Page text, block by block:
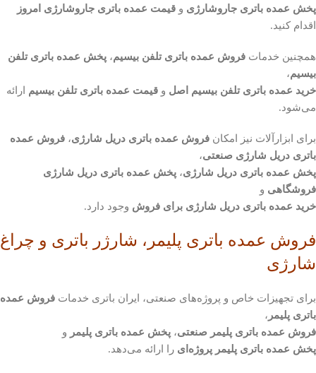
پخش عمده باتری جاروشارژی و قیمت عمده باتری جاروشارژی امروز
اقدام کنید.
همچنین خدمات فروش عمده باتری تلفن بیسیم، پخش عمده باتری تلفن
بیسیم،
خرید عمده باتری تلفن بیسیم اصل و قیمت عمده باتری تلفن بیسیم ارائه
می‌شود.
برای ابزارآلات نیز امکان فروش عمده باتری دریل شارژی، فروش عمده
باتری دریل شارژی صنعتی،
پخش عمده باتری دریل شارژی، پخش عمده باتری دریل شارژی
فروشگاهی و
خرید عمده باتری دریل شارژی برای فروش وجود دارد.
فروش عمده باتری پلیمر، شارژر باتری و چراغ
شارژی
برای تجهیزات خاص و پروژه‌های صنعتی، ایران باتری خدمات فروش عمده
باتری پلیمر ،
فروش عمده باتری پلیمر صنعتی، پخش عمده باتری پلیمر و
پخش عمده باتری پلیمر پروژه‌ای را ارائه می‌دهد.